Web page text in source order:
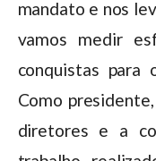
mandato e nos
vamos medir
conquistas para
Como
diretores e a